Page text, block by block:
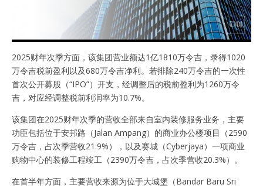
2025财年次季方面，该集团营业额达1亿1810万令吉，录得1020
万令吉税前盈利以及680万令吉净利。若排除240万令吉的一次性
首次公开募股（“IPO”）开支，经调整后的税前盈利为1260万令
吉，对应经调整税前利润率为10.7%。
该集团在2025财年次季的营收全部来自室内装修服务业务，主要
功臣包括位于安邦路（Jalan Ampang）的商业办公楼项目（2590
万令吉，占次季营收21.9%），以及赛城（Cyberjaya）一项商业
购物中心的装修工程竣工（2390万令吉，占次季营收20.3%）。
在首半年方面，主要营收来源为位于大城堡（Bandar Baru Sri